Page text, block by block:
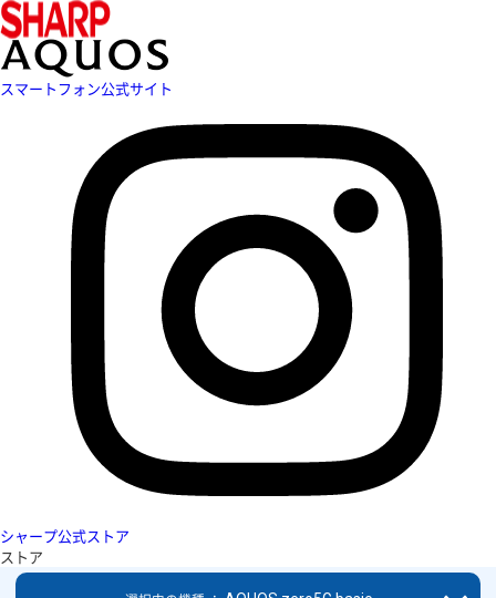
スマートフォン公式サイト
シャープ公式ストア
ストア